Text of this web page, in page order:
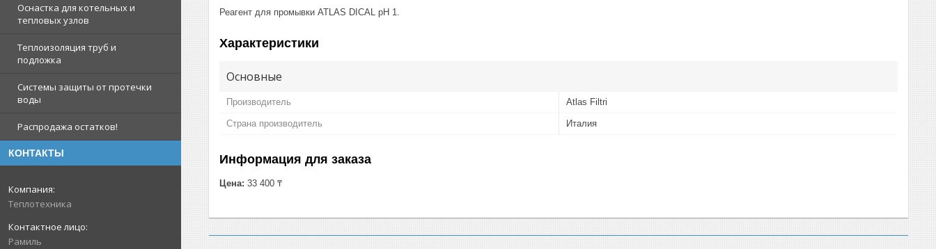
Оснастка для котельных и
тепловых узлов
Теплоизоляция труб и
подложка
Системы защиты от протечки
воды
Распродажа остатков!
КОНТАКТЫ
Теплотехника
Рамиль
Реагент для промывки ATLAS DICAL pH 1.
Характеристики
Основные
Производитель Atlas Filtri
Страна производитель Италия
Информация для заказа
Цена: 33 400 ₸